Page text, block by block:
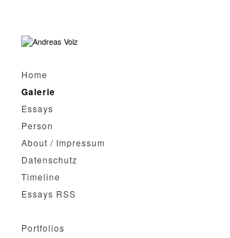
Home
Galerie
Essays
Person
About / Impressum
Datenschutz
Timeline
Essays RSS
Portfolios